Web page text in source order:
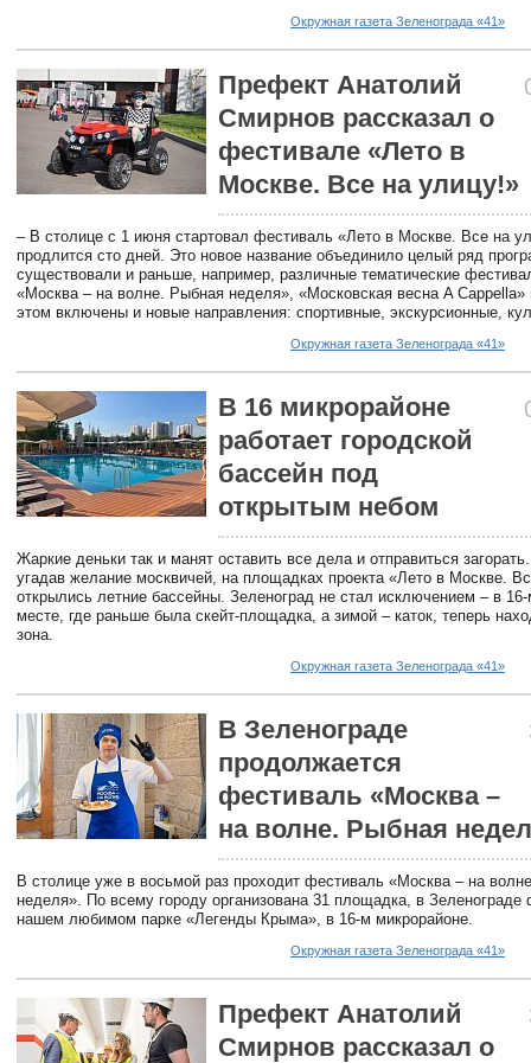
Окружная газета Зеленограда «41»
Префект Анатолий
Смирнов рассказал о
фестивале «Лето в
Москве. Все на улицу!»
– В столице с 1 июня стартовал фестиваль «Лето в Москве. Все на
продлится сто дней. Это новое название объединило целый ряд
существовали и раньше, например, различные тематические
«Москва – на волне. Рыбная неделя», «Московская весна A Cappella»
этом включены и новые направления: спортивные, экскурсионные,
Окружная газета Зеленограда «41»
В 16 микрорайоне
работает городской
бассейн под
открытым небом
Жаркие деньки так и манят оставить все дела и отправиться
угадав желание москвичей, на площадках проекта «Лето в Москве.
открылись летние бассейны. Зеленоград не стал исключением – в
месте, где раньше была скейт-площадка, а зимой – каток, теперь
зона.
Окружная газета Зеленограда «41»
В Зеленограде
продолжается
фестиваль «Москва –
на волне. Рыбная
В столице уже в восьмой раз проходит фестиваль «Москва – на
неделя». По всему городу организована 31 площадка, в Зеленограде
нашем любимом парке «Легенды Крыма», в 16-м микрорайоне.
Окружная газета Зеленограда «41»
Префект Анатолий
Смирнов рассказал о